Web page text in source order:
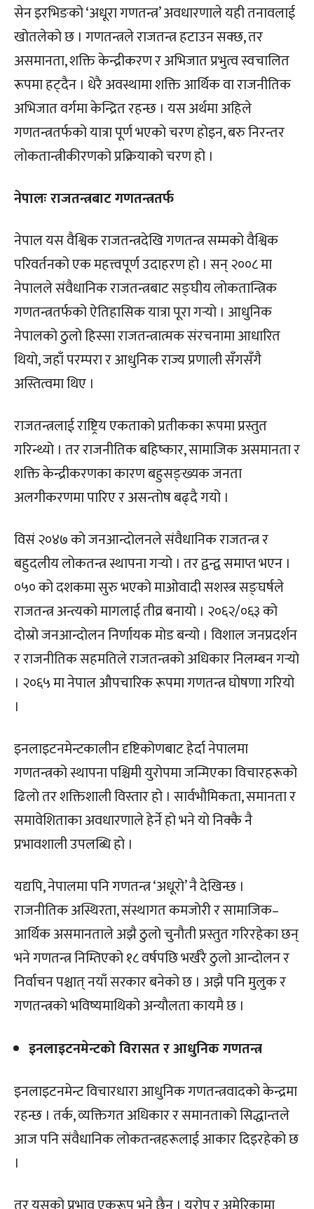
सेन इरभिङको ‘अधूरा गणतन्त्र’ अवधारणाले यही तनावलाई
खोतलेको छ । गणतन्त्रले राजतन्त्र हटाउन सक्छ, तर
असमानता, शक्ति केन्द्रीकरण र अभिजात प्रभुत्व स्वचालित
रूपमा हट्दैन । धेरै अवस्थामा शक्ति आर्थिक वा राजनीतिक
अभिजात वर्गमा केन्द्रित रहन्छ । यस अर्थमा अहिले
गणतन्त्रतर्फको यात्रा पूर्ण भएको चरण होइन, बरु निरन्तर
लोकतान्त्रीकीरणको प्रक्रियाको चरण हो ।
नेपालः राजतन्त्रबाट गणतन्त्रतर्फ
नेपाल यस वैश्विक राजतन्त्रदेखि गणतन्त्र सम्मको वैश्विक
परिवर्तनको एक महत्त्वपूर्ण उदाहरण हो । सन् २००८ मा
नेपालले संवैधानिक राजतन्त्रबाट सङ्घीय लोकतान्त्रिक
गणतन्त्रतर्फको ऐतिहासिक यात्रा पूरा गर्‍यो । आधुनिक
नेपालको ठुलो हिस्सा राजतन्त्रात्मक संरचनामा आधारित
थियो, जहाँ परम्परा र आधुनिक राज्य प्रणाली सँगसँगै
अस्तित्वमा थिए ।
राजतन्त्रलाई राष्ट्रिय एकताको प्रतीकका रूपमा प्रस्तुत
गरिन्थ्यो । तर राजनीतिक बहिष्कार, सामाजिक असमानता र
शक्ति केन्द्रीकरणका कारण बहुसङ्ख्यक जनता
अलगीकरणमा पारिए र असन्तोष बढ्दै गयो ।
विसं २०४७ को जनआन्दोलनले संवैधानिक राजतन्त्र र
बहुदलीय लोकतन्त्र स्थापना गर्‍यो । तर द्वन्द्व समाप्त भएन ।
०५० को दशकमा सुरु भएको माओवादी सशस्त्र सङ्घर्षले
राजतन्त्र अन्त्यको मागलाई तीव्र बनायो । २०६२/०६३ को
दोस्रो जनआन्दोलन निर्णायक मोड बन्यो । विशाल जनप्रदर्शन
र राजनीतिक सहमतिले राजतन्त्रको अधिकार निलम्बन गर्‍यो
। २०६५ मा नेपाल औपचारिक रूपमा गणतन्त्र घोषणा गरियो
।
इनलाइटनमेन्टकालीन दृष्टिकोणबाट हेर्दा नेपालमा
गणतन्त्रको स्थापना पश्चिमी युरोपमा जन्मिएका विचारहरूको
ढिलो तर शक्तिशाली विस्तार हो । सार्वभौमिकता, समानता र
समावेशिताका अवधारणाले हेर्ने हो भने यो निक्कै नै
प्रभावशाली उपलब्धि हो ।
यद्यपि, नेपालमा पनि गणतन्त्र ‘अधूरो’ नै देखिन्छ ।
राजनीतिक अस्थिरता, संस्थागत कमजोरी र सामाजिक–
आर्थिक असमानताले अझै ठुलो चुनौती प्रस्तुत गरिरहेका छन्
भने गणतन्त्र निम्तिएको १८ वर्षपछि भर्खरै ठुलो आन्दोलन र
निर्वाचन पश्चात् नयाँ सरकार बनेको छ । अझै पनि मुलुक र
गणतन्त्रको भविष्यमाथिको अन्यौलता कायमै छ ।
इनलाइटनमेन्टको विरासत र आधुनिक गणतन्त्र
इनलाइटनमेन्ट विचारधारा आधुनिक गणतन्त्रवादको केन्द्रमा
रहन्छ । तर्क, व्यक्तिगत अधिकार र समानताको सिद्धान्तले
आज पनि संवैधानिक लोकतन्त्रहरूलाई आकार दिइरहेको छ
।